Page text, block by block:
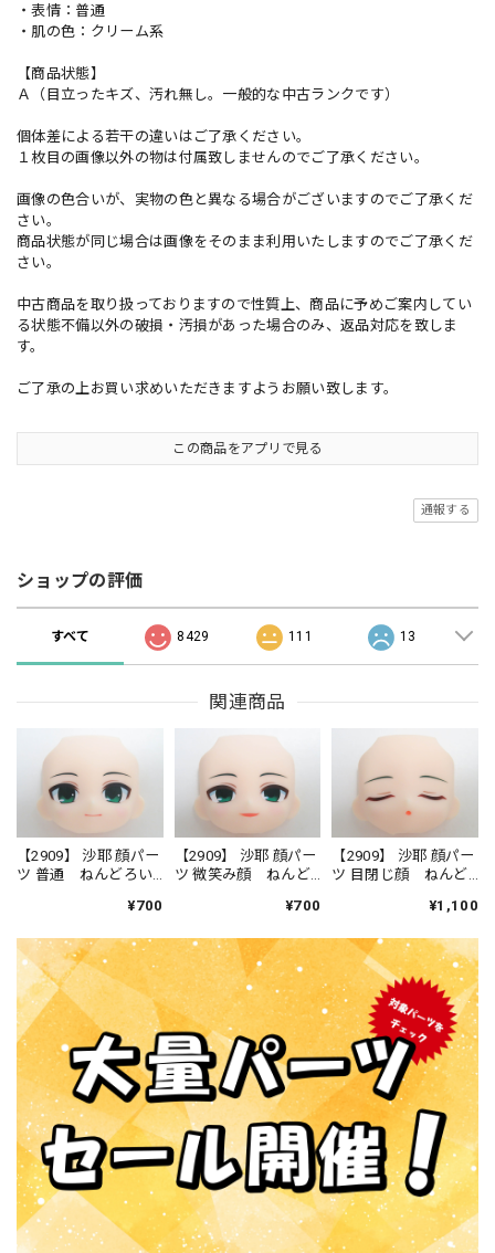
・表情：普通
・肌の色：クリーム系
【商品状態】
Ａ（目立ったキズ、汚れ無し。一般的な中古ランクです）
個体差による若干の違いはご了承ください。
１枚目の画像以外の物は付属致しませんのでご了承ください。
画像の色合いが、実物の色と異なる場合がございますのでご了承くだ
さい。
商品状態が同じ場合は画像をそのまま利用いたしますのでご了承くだ
さい。
中古商品を取り扱っておりますので性質上、商品に予めご案内してい
る状態不備以外の破損・汚損があった場合のみ、返品対応を致しま
す。
ご了承の上お買い求めいただきますようお願い致します。
この商品をアプリで見る
通報する
ショップの評価
すべて 8429 111 13
関連商品
【2909】 沙耶 顔パー
ツ 普通 ねんどろい
¥700
【2909】 沙耶 顔パー
ツ 微笑み顔 ねんど
¥700
【2909】 沙耶 顔パー
ツ 目閉じ顔 ねんど
¥1,100